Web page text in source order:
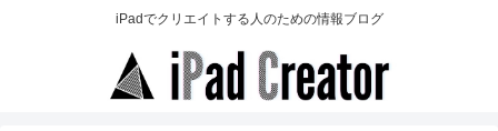
iPadでクリエイトする人のための情報ブログ